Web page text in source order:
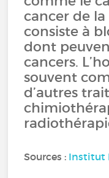
cancer de
consiste à
dont
cancers.
souvent
d’autres
Sources : Institut